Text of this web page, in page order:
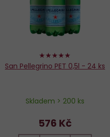
98%
San Pellegrino PET 0,5l - 24 ks
Skladem > 200 ks
576 Kč